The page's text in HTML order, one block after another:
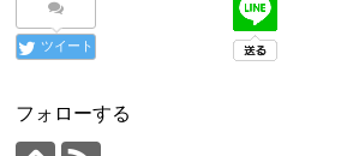
ツイート
フォローする